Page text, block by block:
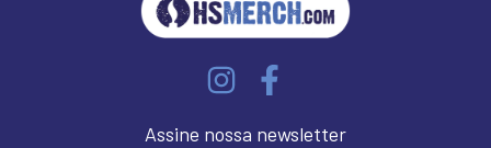
Assine nossa newsletter